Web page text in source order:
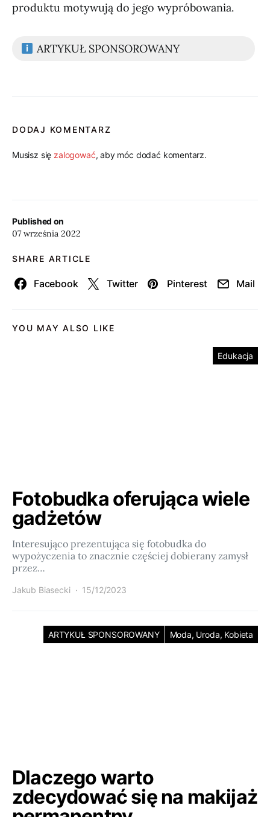
Published on
07 września 2022
SHARE ARTICLE
Facebook Twitter Pinterest Mail
produktu motywują do jego wypróbowania.
ARTYKUŁ SPONSOROWANY
DODAJ KOMENTARZ
Musisz się zalogować, aby móc dodać komentarz.
YOU MAY ALSO LIKE
Edukacja
Fotobudka oferująca wiele
gadżetów
Interesująco prezentująca się fotobudka do
wypożyczenia to znacznie częściej dobierany zamysł
przez…
Jakub Biasecki 15/12/2023
ARTYKUŁ SPONSOROWANY Moda, Uroda, Kobieta
Dlaczego warto
zdecydować się na makijaż